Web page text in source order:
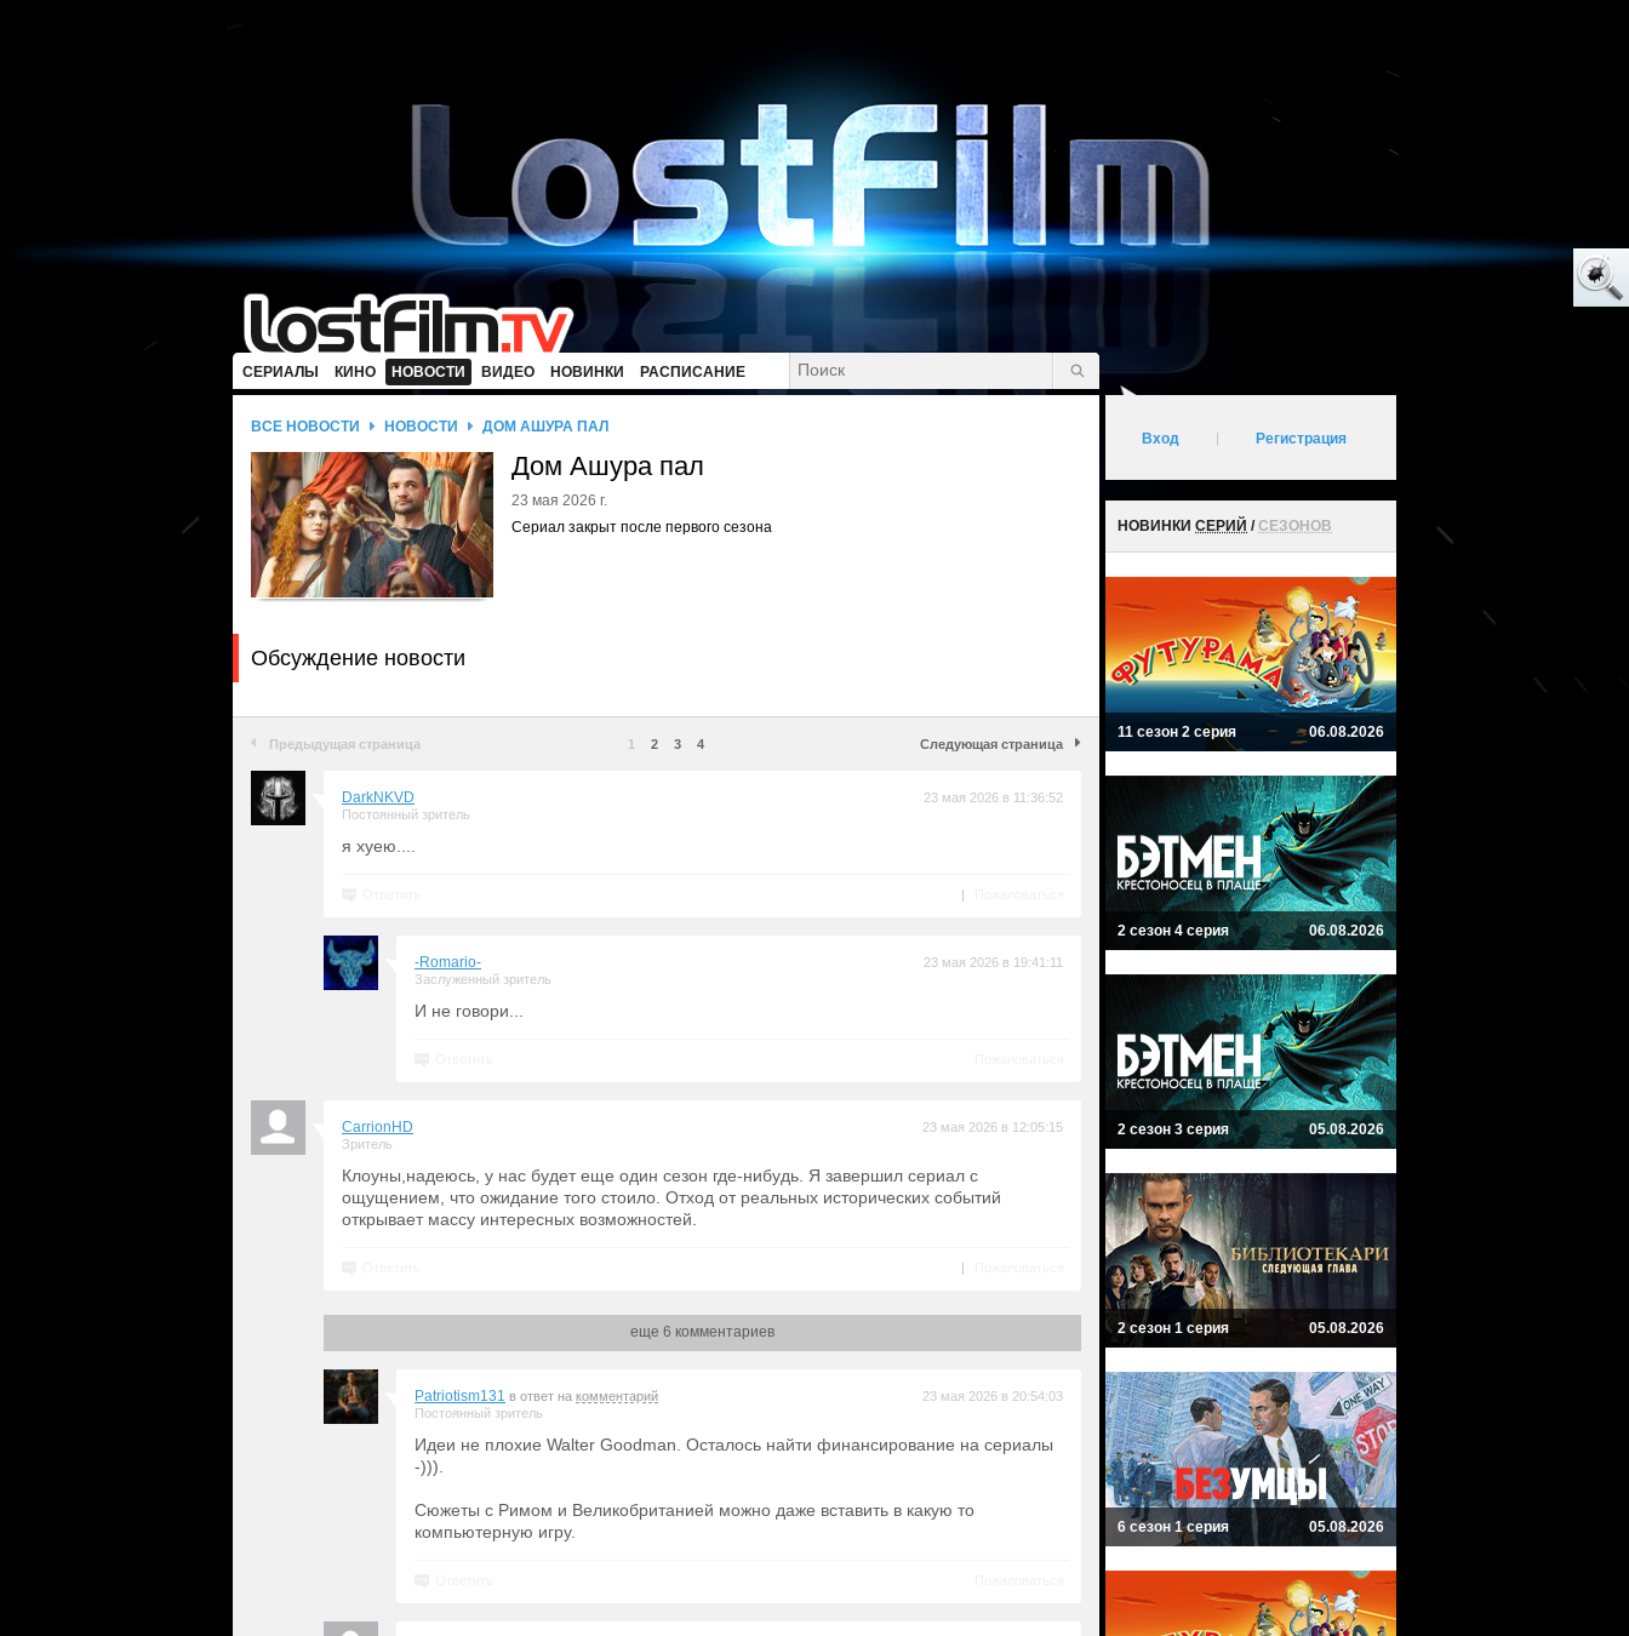
СЕРИАЛЫ КИНО НОВОСТИ ВИДЕО НОВИНКИ РАСПИСАНИЕ
ВСЕ НОВОСТИ НОВОСТИ ДОМ АШУРА ПАЛ
Дом Ашура пал
23 мая 2026 г.
Сериал закрыт после первого сезона
Обсуждение новости
Предыдущая страница 1 2 3 4 Следующая страница
DarkNKVD
Постоянный зритель
23 мая 2026 в 11:36:52
я хуею....
|
-Romario-
Заслуженный зритель
23 мая 2026 в 19:41:11
И не говори...
CarrionHD
Зритель
23 мая 2026 в 12:05:15
Клоуны,надеюсь, у нас будет еще один сезон где-нибудь. Я завершил сериал с
ощущением, что ожидание того стоило. Отход от реальных исторических событий
открывает массу интересных возможностей.
|
еще 6 комментариев
Patriotism131 в ответ на комментарий
Постоянный зритель
23 мая 2026 в 20:54:03
Идеи не плохие Walter Goodman. Осталось найти финансирование на сериалы
-))).
Сюжеты с Римом и Великобританией можно даже вставить в какую то
компьютерную игру.
Вход Регистрация
НОВИНКИ СЕРИЙ /СЕЗОНОВ
11 сезон 2 серия 06.08.2026
2 сезон 4 серия 06.08.2026
2 сезон 3 серия 05.08.2026
2 сезон 1 серия 05.08.2026
6 сезон 1 серия 05.08.2026